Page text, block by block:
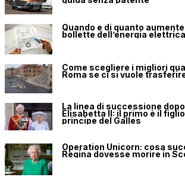
Quando e di quanto
bollette dell’energia
Come scegliere i migliori
Roma se ci si vuole
La linea di successione
Elisabetta II: il primo è il figlio
principe del Galles
Operation Unicorn: cosa
Regina dovesse morire in